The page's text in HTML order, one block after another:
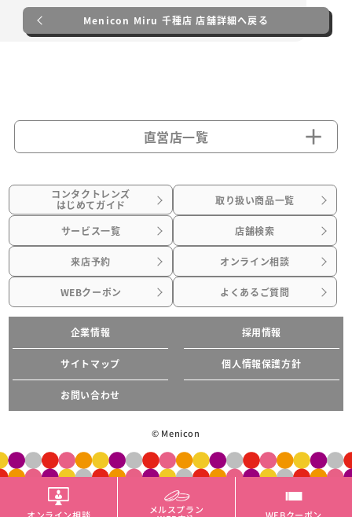
Menicon Miru 千種店 店舗詳細へ戻る
直営店一覧
コンタクトレンズ
はじめてガイド 取り扱い商品一覧
サービス一覧 店舗検索
来店予約 オンライン相談
WEBクーポン よくあるご質問
企業情報 採用情報
サイトマップ 個人情報保護方針
お問い合わせ
© Menicon
メルスプラン